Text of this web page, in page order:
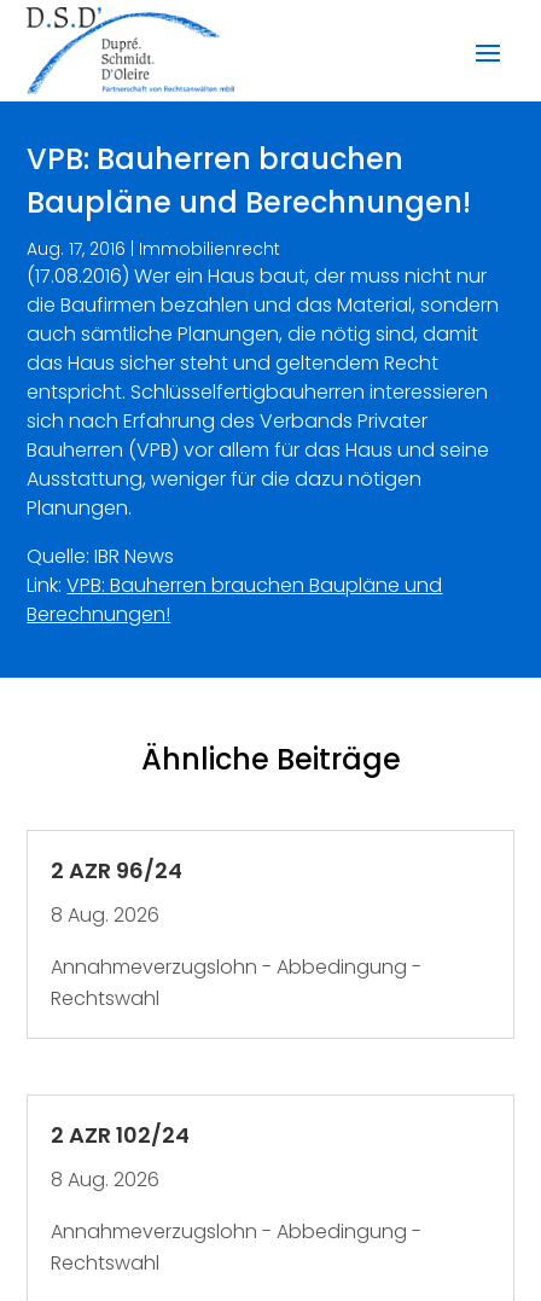
VPB: Bauherren brauchen
Baupläne und Berechnungen!
Aug. 17, 2016 | Immobilienrecht
(17.08.2016) Wer ein Haus baut, der muss nicht nur
die Baufirmen bezahlen und das Material, sondern
auch sämtliche Planungen, die nötig sind, damit
das Haus sicher steht und geltendem Recht
entspricht. Schlüsselfertigbauherren interessieren
sich nach Erfahrung des Verbands Privater
Bauherren (VPB) vor allem für das Haus und seine
Ausstattung, weniger für die dazu nötigen
Planungen.
Quelle: IBR News
Link:VPB: Bauherren brauchen Baupläne und
Berechnungen!
Ähnliche Beiträge
2 AZR 96/24
8 Aug. 2026
Annahmeverzugslohn - Abbedingung -
Rechtswahl
2 AZR 102/24
8 Aug. 2026
Annahmeverzugslohn - Abbedingung -
Rechtswahl